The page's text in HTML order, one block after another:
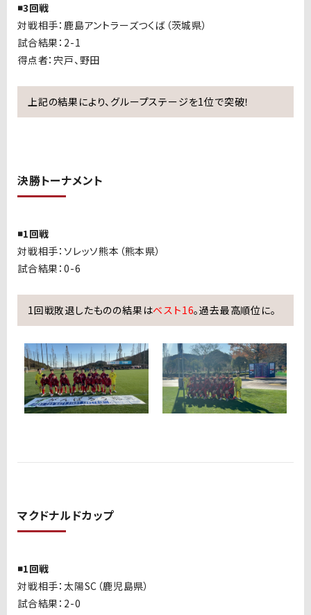
◾️3回戦
対戦相手：鹿島アントラーズつくば（茨城県）
試合結果：2-1
得点者：宍戸、野田
上記の結果により、グループステージを1位で突破！
決勝トーナメント
◾️1回戦
対戦相手： ソレッソ熊本（熊本県）
試合結果： 0-6
1回戦敗退したものの結果はベスト16。過去最高順位に。
マクドナルドカップ
◾️1回戦
対戦相手： 太陽SC（鹿児島県）
試合結果： 2-0